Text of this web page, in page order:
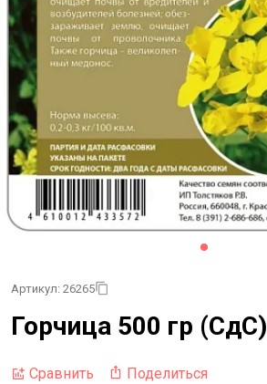
Артикул: 26265
Горчица 500 гр (СдС)
Сравнить Поделиться